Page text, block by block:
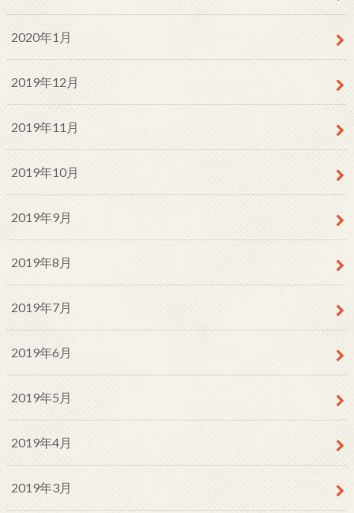
2020年1月
2019年12月
2019年11月
2019年10月
2019年9月
2019年8月
2019年7月
2019年6月
2019年5月
2019年4月
2019年3月